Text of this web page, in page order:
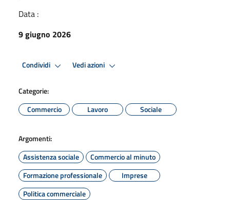
Data :
9 giugno 2026
Condividi Vedi azioni
Categorie:
Commercio
Lavoro Sociale
Argomenti:
Assistenza sociale
Commercio al minuto
Formazione professionale
Imprese
Politica commerciale